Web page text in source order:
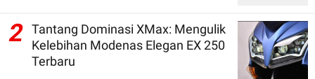
2 Tantang Dominasi XMax: Mengulik
Kelebihan Modenas Elegan EX 250
Terbaru